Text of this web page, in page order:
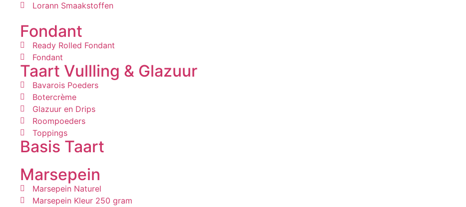
Lorann Smaakstoffen
Fondant
Ready Rolled Fondant
Fondant
Taart Vullling & Glazuur
Bavarois Poeders
Botercrème
Glazuur en Drips
Roompoeders
Toppings
Basis Taart
Marsepein
Marsepein Naturel
Marsepein Kleur 250 gram